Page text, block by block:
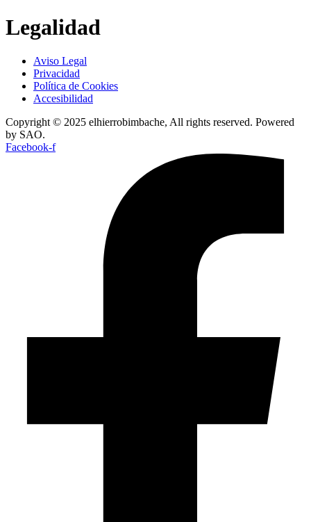
Legalidad
Aviso Legal
Privacidad
Política de Cookies
Accesibilidad
Copyright © 2025 elhierrobimbache, All rights reserved. Powered
by SAO.
Facebook-f